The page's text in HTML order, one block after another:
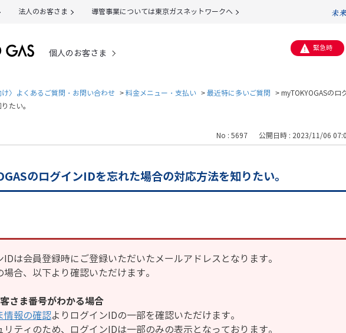
法人のお客さま 導管事業については東京ガスネットワークへ
個人のお客さま 緊急時
け〉よくあるご質問・お問い合わせ >料金メニュー・支払い >最近特に多いご質問 >myTOKYOGASのロ
たい。
No : 5697 公開日時 : 2023/11/06
のログインIDを忘れた場合の対応方法を知りたい。
IDは会員登録時にご登録いただいたメールアドレスとなります。
場合、以下より確認いただけます。
客さま番号がわかる場合
情報の確認よりログインIDの一部を確認いただけます。
ティのため、ログインIDは一部のみの表示となっております。